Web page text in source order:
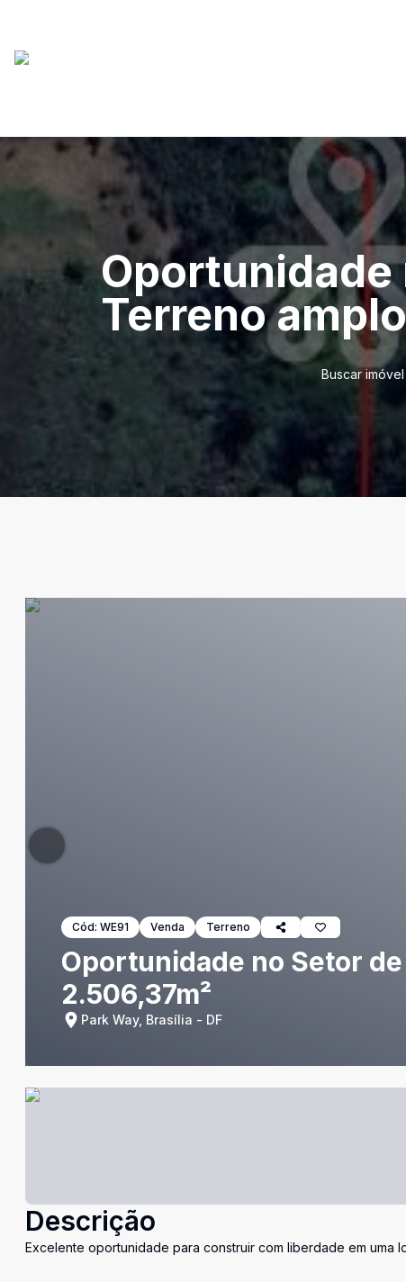
Oportunidade
Terreno
Buscar imóvel
Cód: WE91 Venda Terreno
Oportunidade no Setor
2.506,37m²
Park Way, Brasília - DF
Descrição
Excelente oportunidade para construir com liberdade em uma